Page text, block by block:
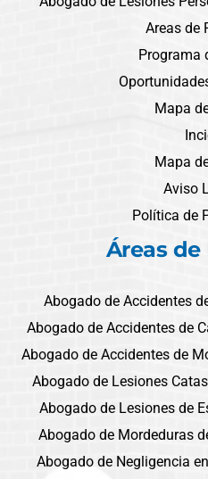
Areas de
Programa
Mapa
Mapa
Aviso
Política de
Áreas de
Abogado de Accidentes
Abogado de Accidentes de
Abogado de Accidentes de
Abogado de Lesiones
Abogado de Lesiones de
Abogado de Mordeduras
Abogado de Negligencia